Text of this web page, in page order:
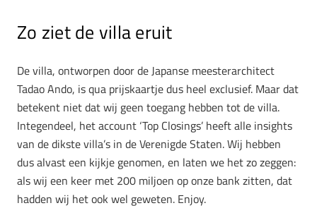
Zo ziet de villa eruit
De villa, ontworpen door de Japanse meesterarchitect
Tadao Ando, is qua prijskaartje dus heel exclusief. Maar dat
betekent niet dat wij geen toegang hebben tot de villa.
Integendeel, het account ‘Top Closings’ heeft alle insights
van de dikste villa’s in de Verenigde Staten. Wij hebben
dus alvast een kijkje genomen, en laten we het zo zeggen:
als wij een keer met 200 miljoen op onze bank zitten, dat
hadden wij het ook wel geweten. Enjoy.